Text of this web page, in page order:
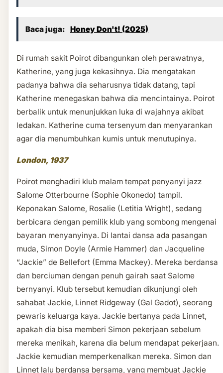
Baca juga: Honey Don't! (2025)
Di rumah sakit Poirot dibangunkan oleh perawatnya,
Katherine, yang juga kekasihnya. Dia mengatakan
padanya bahwa dia seharusnya tidak datang, tapi
Katherine menegaskan bahwa dia mencintainya. Poirot
berbalik untuk menunjukkan luka di wajahnya akibat
ledakan. Katherine cuma tersenyum dan menyarankan
agar dia menumbuhkan kumis untuk menutupinya.
London, 1937
Poirot menghadiri klub malam tempat penyanyi jazz
Salome Otterbourne (Sophie Okonedo) tampil.
Keponakan Salome, Rosalie (Letitia Wright), sedang
berbicara dengan pemilik klub yang sombong mengenai
bayaran menyanyinya. Di lantai dansa ada pasangan
muda, Simon Doyle (Armie Hammer) dan Jacqueline
“Jackie” de Bellefort (Emma Mackey). Mereka berdansa
dan berciuman dengan penuh gairah saat Salome
bernyanyi. Klub tersebut kemudian dikunjungi oleh
sahabat Jackie, Linnet Ridgeway (Gal Gadot), seorang
pewaris keluarga kaya. Jackie bertanya pada Linnet,
apakah dia bisa memberi Simon pekerjaan sebelum
mereka menikah, karena dia belum mendapat pekerjaan.
Jackie kemudian memperkenalkan mereka. Simon dan
Linnet lalu berdansa bersama, yang membuat Jackie